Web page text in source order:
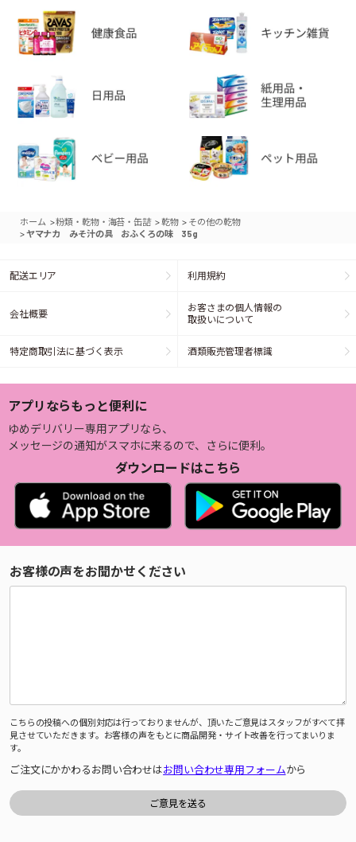
ホーム >粉類・乾物・海苔・缶詰 >乾物 > その他の乾物
>ヤマナカ みそ汁の具 おふくろの味 35g
配送エリア 利用規約
会社概要
お客さまの個人情報の
取扱いについて
特定商取引法に基づく表示 酒類販売管理者標識
アプリならもっと便利に
ゆめデリバリー専用アプリなら、
メッセージの通知がスマホに来るので、さらに便利。
ダウンロードはこちら
お客様の声をお聞かせください
こちらの投稿への個別対応は行っておりませんが、頂いたご意見はスタッフがすべて拝
見させていただきます。お客様の声をもとに商品開発・サイト改善を行ってまいりま
す。
ご注文にかかわるお問い合わせはお問い合わせ専用フォームから